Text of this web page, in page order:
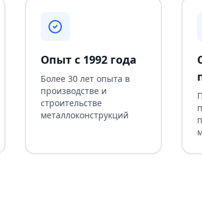
Опыт с 1992 года
Более 30 лет опыта в
производстве и
строительстве
металлоконструкций